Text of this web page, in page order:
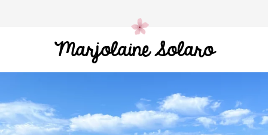
Marjolaine Solaro